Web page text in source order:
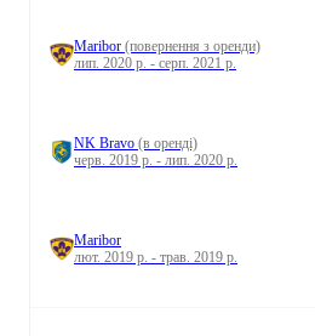
Maribor (повернення з оренди)
лип. 2020 р. - серп. 2021 р.
NK Bravo (в оренді)
черв. 2019 р. - лип. 2020 р.
Maribor
лют. 2019 р. - трав. 2019 р.